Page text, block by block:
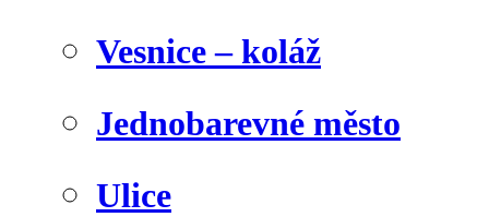
Vesnice – koláž
Jednobarevné město
Ulice